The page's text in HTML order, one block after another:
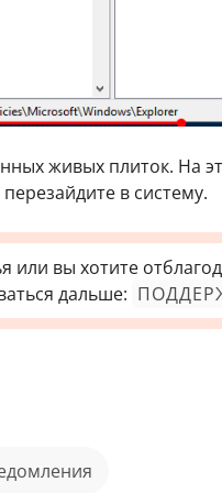
живых плиток. На
в систему.
или вы хотите
дальше: